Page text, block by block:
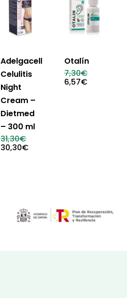
Adelgacell
Celulitis
Night
Cream –
Dietmed
– 300 ml
31,30€El
precio
original
30,30€
Otalín
7,30€El
6,57€